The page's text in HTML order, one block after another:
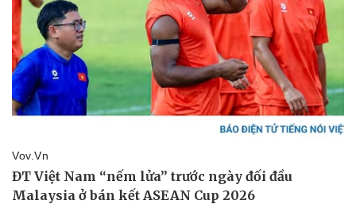
Tỷ giá
Chứng khoán
Giá cà phê